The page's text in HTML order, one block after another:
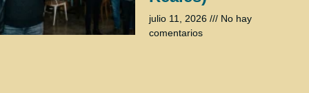
julio 11, 2026
No hay
comentarios